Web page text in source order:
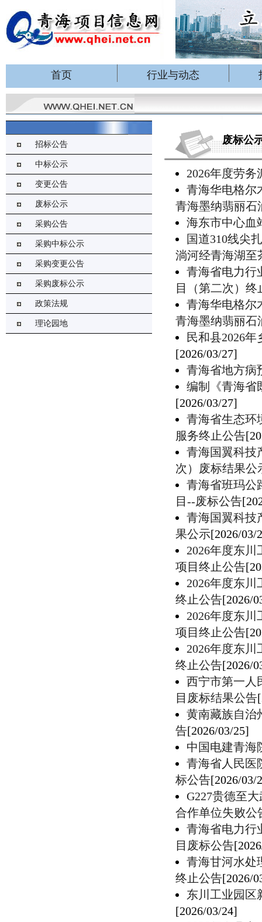
首页 行业与动态
招标公告
中标公示
变更公告
废标公示
采购公告
采购中标公示
采购变更公告
采购废标公示
政策法规
理论园地
废标公
2026年度劳
青海华电格尔
青海墨纳翡丽石
海东市中心血
国道310线尖
淌河经青海湖至
青海省电力行
目（第二次）终
青海华电格尔
青海墨纳翡丽石
民和县2026
[2026/03/27]
青海省地方病
编制《青海省
[2026/03/27]
青海省生态环
服务终止公告
青海国翼科技
次）废标结果公
青海省班玛公
目--废标公告
青海国翼科技
果公示[2026/03/
2026年度东
项目终止公告
2026年度东
终止公告[2026/
2026年度东
项目终止公告
2026年度东
终止公告[2026/
西宁市第一人
目废标结果公告
黄南藏族自治
告[2026/03/25]
中国电建青海
青海省人民医
标公告[2026/03/
G227贵德至
合作单位失败公
青海省电力行
目废标公告
青海甘河水处
终止公告[2026/
东川工业园区
[2026/03/24]